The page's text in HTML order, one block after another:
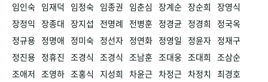
임인숙 임재덕 임정숙 임종권 임춘심 장계순 장순희 장영식
장정익 장종대 장지섭 전명례 전병훈 정경균 정경희
정국옥
정규용 정명애 정미숙 정선자 정연화 정영일 정윤자 정재구
정진용 정휴진 조경식 조경식 조남훈 조대웅 조대희 조삼순
조애저 조영하 조홍식 지성희 차윤근 차정근 차정치 최경호